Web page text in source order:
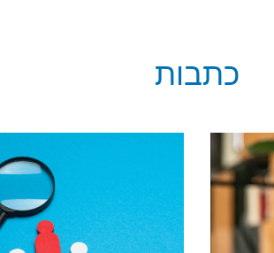
כתבות